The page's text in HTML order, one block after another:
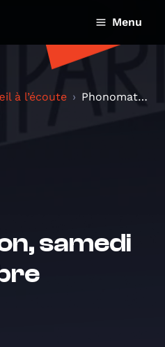
Menu
à l’écoute Phonomaton, samedi 1er décembre
samedi